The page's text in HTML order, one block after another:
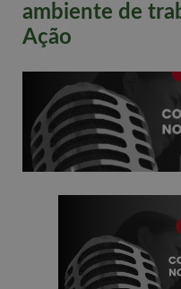
ambiente de
Ação